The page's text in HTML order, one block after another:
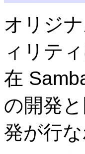
オリジ
ィリテ
在
の開発
発が行な